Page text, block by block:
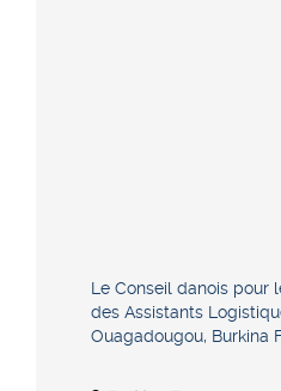
Le Conseil danois pour
des Assistants
Ouagadougou, Burkina